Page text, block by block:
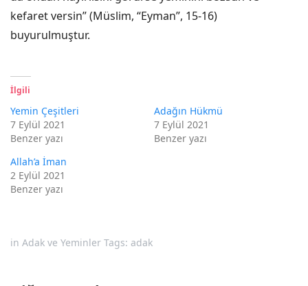
kefaret versin” (Müslim, “Eyman”, 15-16)
buyurulmuştur.
İlgili
Yemin Çeşitleri
7 Eylül 2021
Benzer yazı
Adağın Hükmü
7 Eylül 2021
Benzer yazı
Allah’a İman
2 Eylül 2021
Benzer yazı
in Adak ve Yeminler Tags: adak